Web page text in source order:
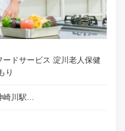
ードサービス 淀川老人保健
り
川駅...